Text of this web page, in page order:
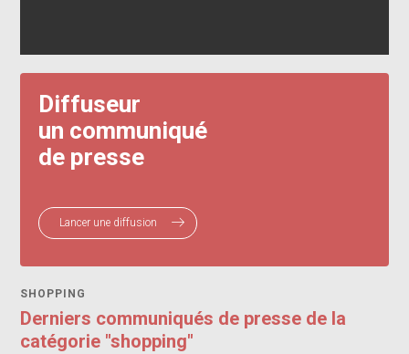
Diffuseur
un communiqué
de presse
Lancer une diffusion
SHOPPING
Derniers communiqués de presse de la
catégorie "shopping"